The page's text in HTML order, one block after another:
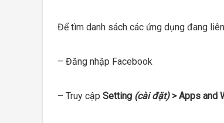
Để tìm danh sách các ứng dụng đang
– Đăng nhập Facebook
– Truy cập Setting (cài đặt) > Apps and